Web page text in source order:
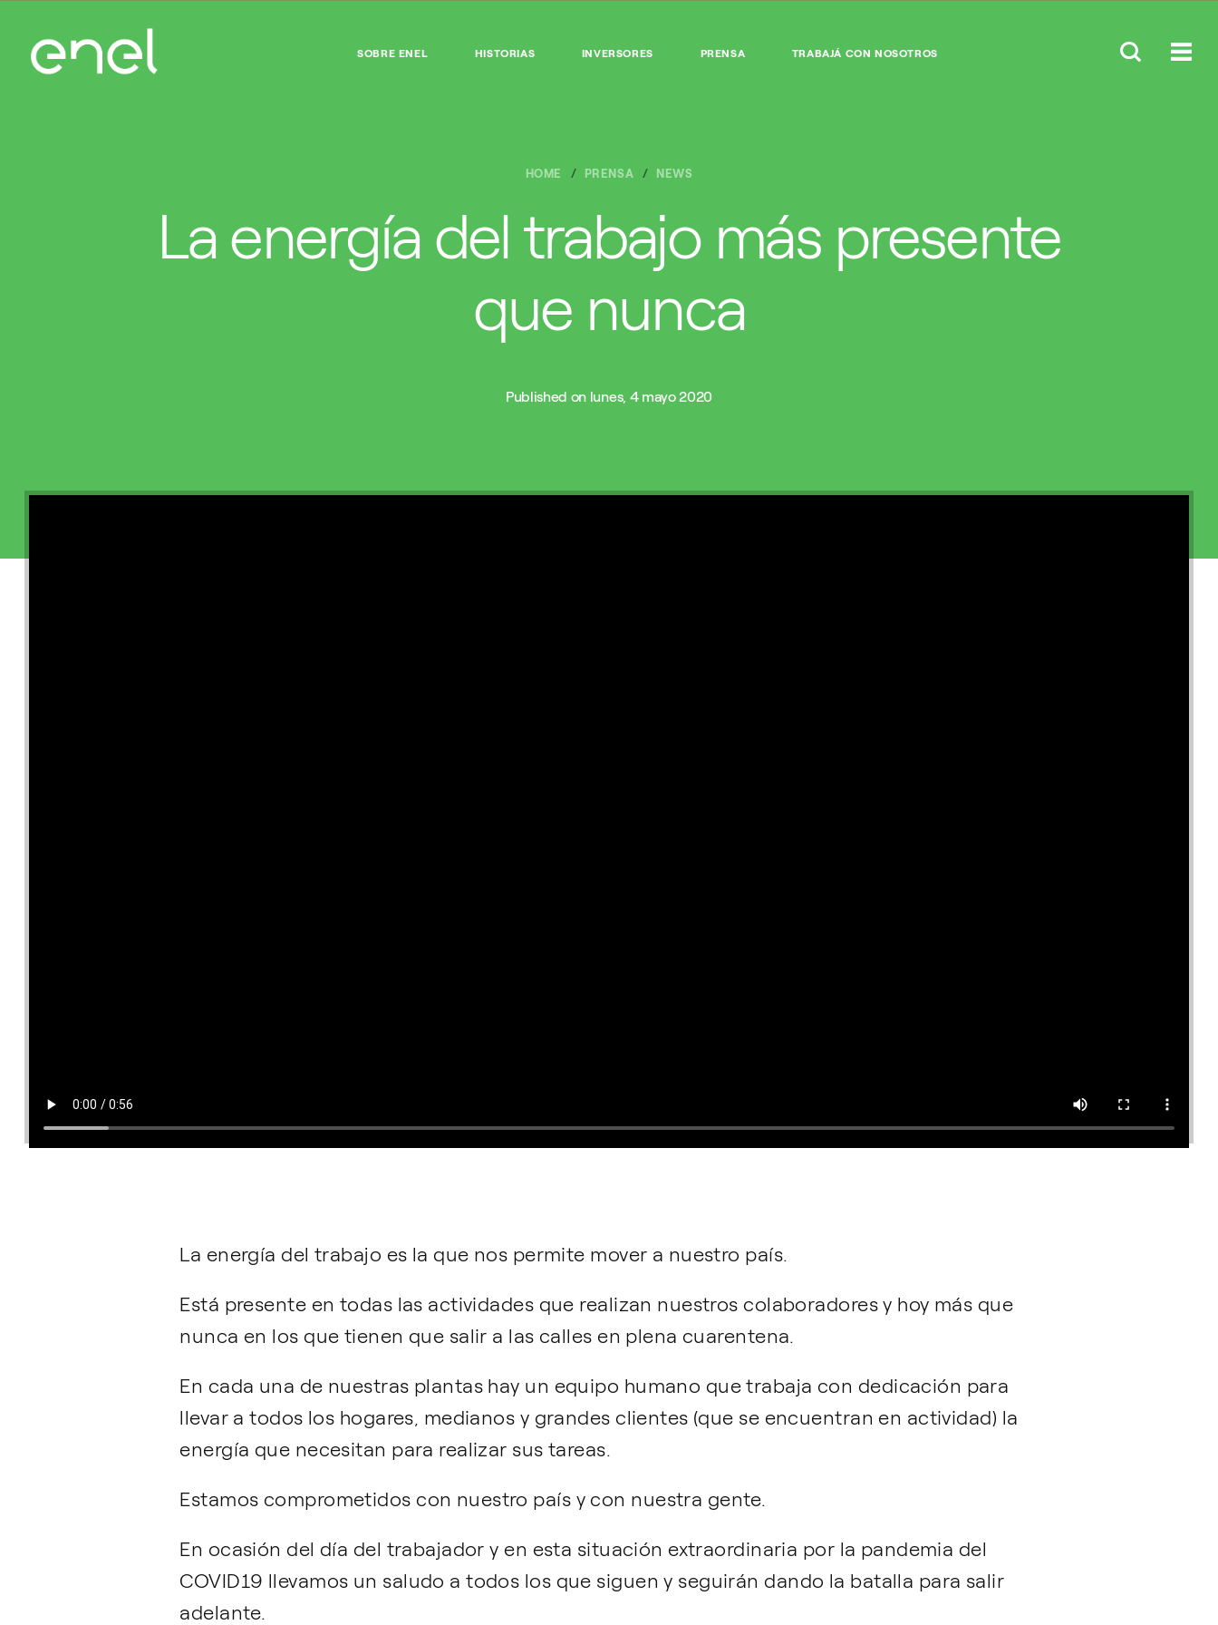
SOBRE ENEL HISTORIAS INVERSORES PRENSA TRABAJÁ CON NOSOTROS
HOME PRENSA NEWS
La energía del trabajo más presente
que nunca
Published on lunes, 4 mayo 2020
La energía del trabajo es la que nos permite mover a nuestro país.
Está presente en todas las actividades que realizan nuestros colaboradores y hoy más que
nunca en los que tienen que salir a las calles en plena cuarentena.
En cada una de nuestras plantas hay un equipo humano que trabaja con dedicación para
llevar a todos los hogares, medianos y grandes clientes (que se encuentran en actividad) la
energía que necesitan para realizar sus tareas.
Estamos comprometidos con nuestro país y con nuestra gente.
En ocasión del día del trabajador y en esta situación extraordinaria por la pandemia del
COVID19 llevamos un saludo a todos los que siguen y seguirán dando la batalla para salir
adelante.